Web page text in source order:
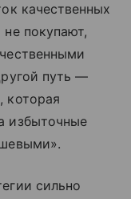
качественных
покупают,
путь —
которая
избыточные
сильно